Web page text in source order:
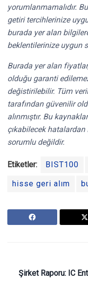
yorumlanmamalıdır.
getiri tercihlerinize
burada yer alan
beklentilerinize uygun
Burada yer alan
olduğu garanti
değistirilebilir. Tüm
tarafından güvenilir
alınmıştır. Bu
çıkabilecek hatalardan
sorumlu değildir.
Etiketler: BIST100
hisse geri alım
Şirket Raporu: IC